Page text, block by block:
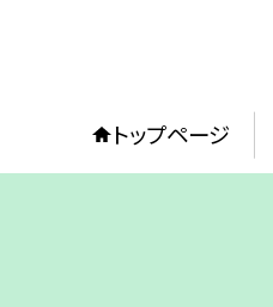
トップページ